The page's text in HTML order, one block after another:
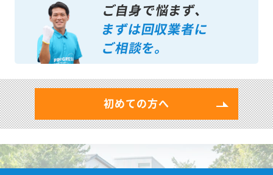
ご自身で悩まず、
まずは回収業者に
ご相談を。
初めての方へ